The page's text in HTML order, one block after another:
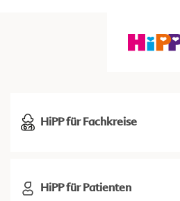
HiPP für Fachkreise
HiPP für Patienten